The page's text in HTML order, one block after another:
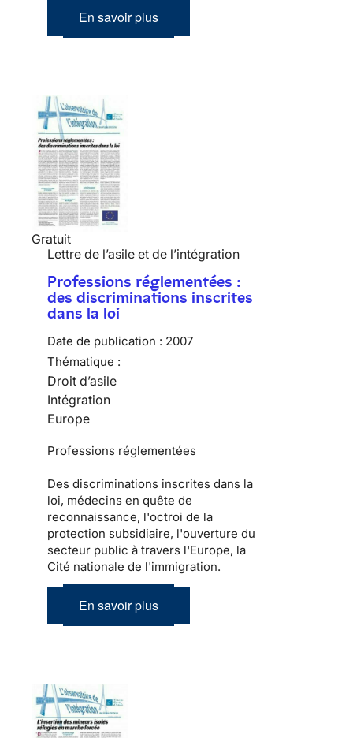
En savoir plus
Gratuit
Lettre de l’asile et de l’intégration
Professions réglementées :
des discriminations inscrites
dans la loi
Date de publication : 2007
Thématique :
Droit d’asile
Intégration
Europe
Professions réglementées
Des discriminations inscrites dans la
loi, médecins en quête de
reconnaissance, l'octroi de la
protection subsidiaire, l'ouverture du
secteur public à travers l'Europe, la
Cité nationale de l'immigration.
En savoir plus